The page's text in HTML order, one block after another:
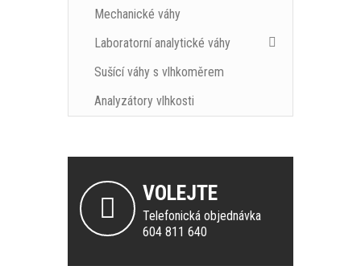
Mechanické váhy
Laboratorní analytické váhy
Sušící váhy s vlhkoměrem
Analyzátory vlhkosti
VOLEJTE
Telefonická objednávka
604 811 640